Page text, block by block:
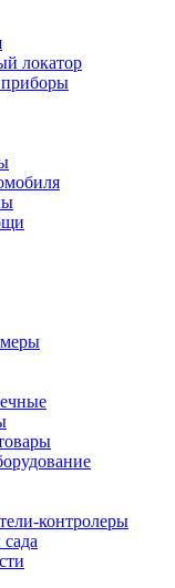
локатор
контролеры